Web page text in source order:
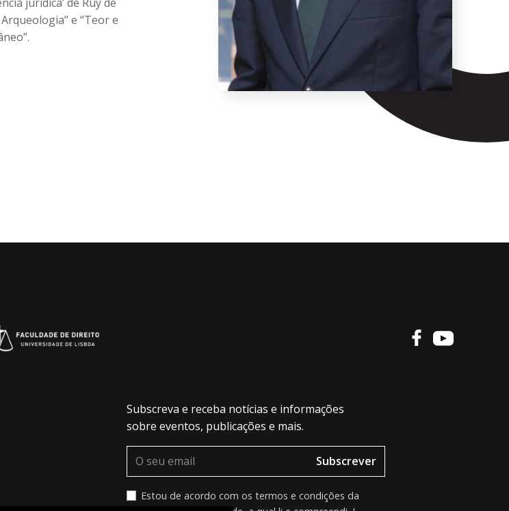
jurídica’ de Ruy de
e “Teor e
Subscreva e receba notícias e informações
sobre eventos, publicações e mais.
Subscrever
Estou de acordo com os termos e condições da